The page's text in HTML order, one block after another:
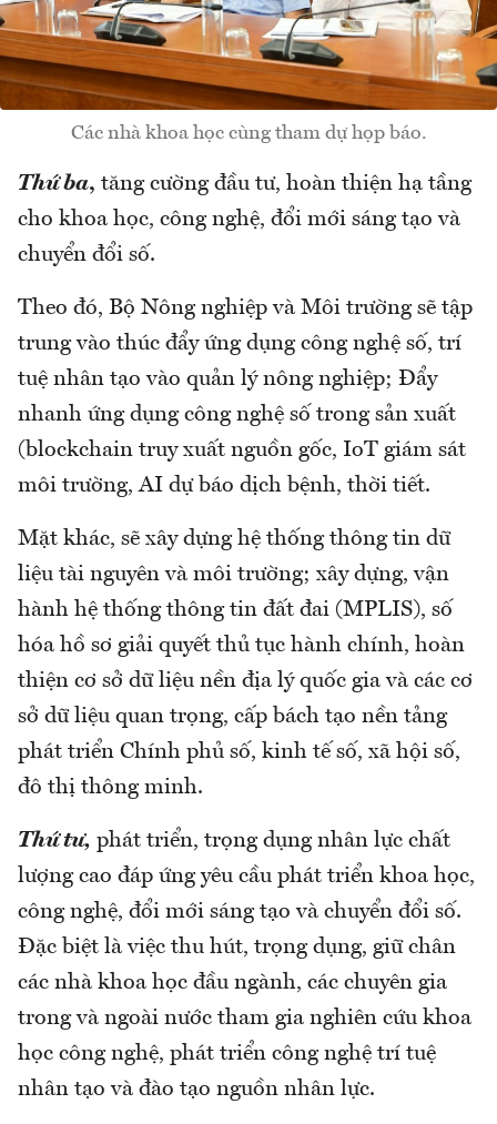
Các nhà khoa học cùng tham dự họp báo.
Thứ ba, tăng cường đầu tư, hoàn thiện hạ tầng
cho khoa học, công nghệ, đổi mới sáng tạo và
chuyển đổi số.
Theo đó, Bộ Nông nghiệp và Môi trường sẽ tập
trung vào thúc đẩy ứng dụng công nghệ số, trí
tuệ nhân tạo vào quản lý nông nghiệp; Đẩy
nhanh ứng dụng công nghệ số trong sản xuất
(blockchain truy xuất nguồn gốc, IoT giám sát
môi trường, AI dự báo dịch bệnh, thời tiết.
Mặt khác, sẽ xây dựng hệ thống thông tin dữ
liệu tài nguyên và môi trường; xây dựng, vận
hành hệ thống thông tin đất đai (MPLIS), số
hóa hồ sơ giải quyết thủ tục hành chính, hoàn
thiện cơ sở dữ liệu nền địa lý quốc gia và các cơ
sở dữ liệu quan trọng, cấp bách tạo nền tảng
phát triển Chính phủ số, kinh tế số, xã hội số,
đô thị thông minh.
Thứ tư, phát triển, trọng dụng nhân lực chất
lượng cao đáp ứng yêu cầu phát triển khoa học,
công nghệ, đổi mới sáng tạo và chuyển đổi số.
Đặc biệt là việc thu hút, trọng dụng, giữ chân
các nhà khoa học đầu ngành, các chuyên gia
trong và ngoài nước tham gia nghiên cứu khoa
học công nghệ, phát triển công nghệ trí tuệ
nhân tạo và đào tạo nguồn nhân lực.